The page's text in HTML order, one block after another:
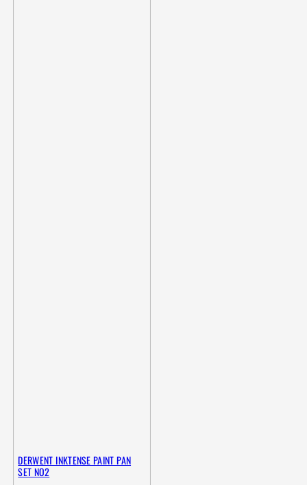
DERWENT INKTENSE PAINT PAN
SET NO2